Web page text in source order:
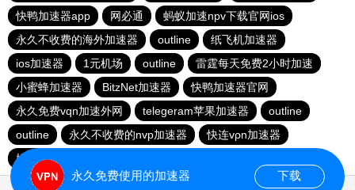
快鸭加速器app
网必通
蚂蚁加速npv下载官网ios
永久不收费的海外加速器
outline
纸飞机加速器
ios加速器
1元机场 outline
雷霆每天免费2小时加速
小蜜蜂加速器
BitzNet加速器
快鸭加速器官网
永久免费vqn加速外网
telegeram苹果加速器
outline
outline
永久不收费的nvp加速器
快连vρn加速器
橘子加速器
永久免费使用的加速器 下载